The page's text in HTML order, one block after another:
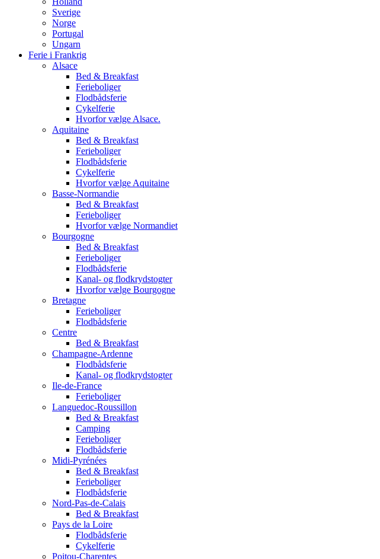
Sverige
Norge
Portugal
Ungarn
Ferie i Frankrig
Alsace
Bed & Breakfast
Ferieboliger
Flodbådsferie
Cykelferie
Hvorfor vælge Alsace.
Aquitaine
Bed & Breakfast
Ferieboliger
Flodbådsferie
Cykelferie
Hvorfor vælge Aquitaine
Basse-Normandie
Bed & Breakfast
Ferieboliger
Hvorfor vælge Normandiet
Bourgogne
Bed & Breakfast
Ferieboliger
Flodbådsferie
Kanal- og flodkrydstogter
Hvorfor vælge Bourgogne
Bretagne
Ferieboliger
Flodbådsferie
Centre
Bed & Breakfast
Champagne-Ardenne
Flodbådsferie
Kanal- og flodkrydstogter
Ile-de-France
Ferieboliger
Languedoc-Roussillon
Bed & Breakfast
Camping
Ferieboliger
Flodbådsferie
Midi-Pyrénées
Bed & Breakfast
Ferieboliger
Flodbådsferie
Nord-Pas-de-Calais
Bed & Breakfast
Pays de la Loire
Flodbådsferie
Cykelferie
Poitou-Charentes